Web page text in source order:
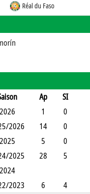
Réal du Faso
Ap
SI
CR Min
2026 1
0
0 90
2026 14
0
0 1061
2025 5
0
0 434
2025 28
5
0
2024
2023 6
4